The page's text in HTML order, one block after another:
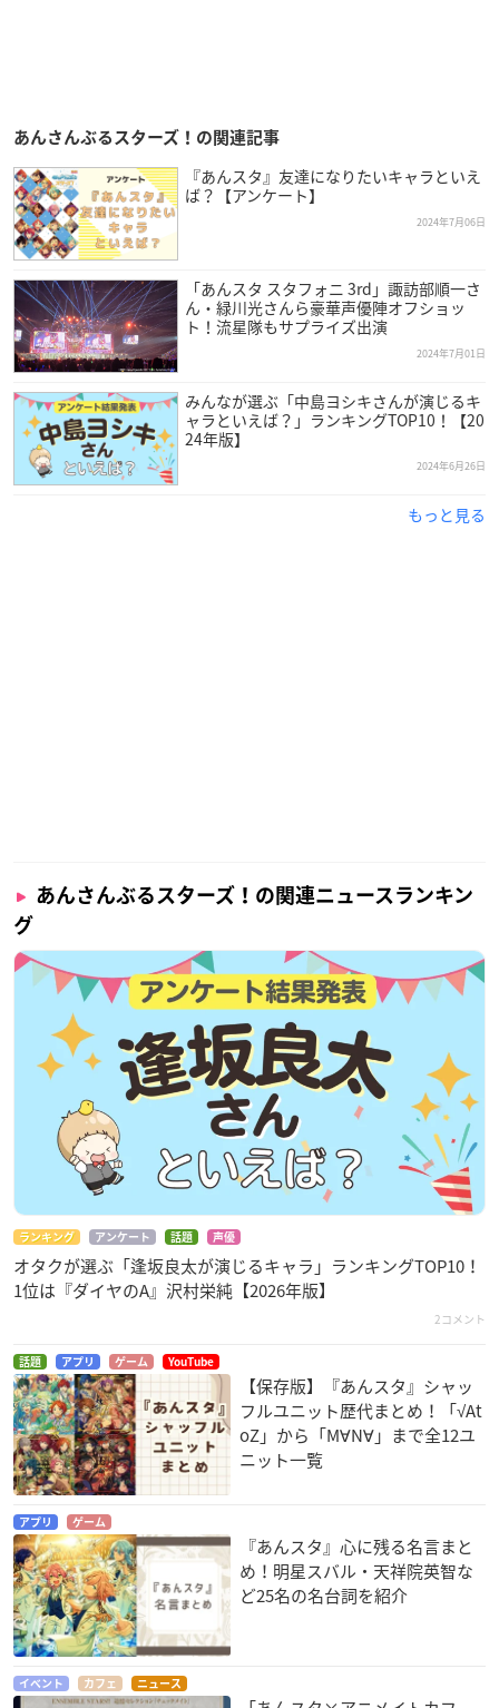
あんさんぶるスターズ！の関連記事
『あんスタ』友達になりたいキャラといえ
ば？【アンケート】
2024年7月06日
「あんスタ スタフォニ 3rd」諏訪部順一さ
ん・緑川光さんら豪華声優陣オフショッ
ト！流星隊もサプライズ出演
2024年7月01日
みんなが選ぶ「中島ヨシキさんが演じるキ
ャラといえば？」ランキングTOP10！【20
24年版】
2024年6月26日
もっと見る
あんさんぶるスターズ！の関連ニュースランキン
グ
ランキング アンケート 話題 声優
オタクが選ぶ「逢坂良太が演じるキャラ」ランキングTOP10！
1位は『ダイヤのA』沢村栄純【2026年版】
2コメント
話題 アプリ ゲーム YouTube
【保存版】『あんスタ』シャッ
フルユニット歴代まとめ！「√At
oZ」から「M∀N∀」まで全12ユ
ニット一覧
アプリ ゲーム
『あんスタ』心に残る名言まと
め！明星スバル・天祥院英智な
ど25名の名台詞を紹介
イベント カフェ ニュース